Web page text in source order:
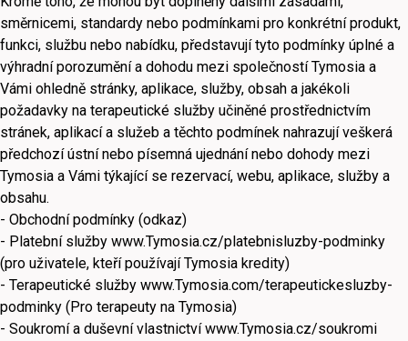
směrnicemi, standardy nebo podmínkami pro konkrétní produkt,
funkci, službu nebo nabídku, představují tyto podmínky úplné a
výhradní porozumění a dohodu mezi společností Tymosia a
Vámi ohledně stránky, aplikace, služby, obsah a jakékoli
požadavky na terapeutické služby učiněné prostřednictvím
stránek, aplikací a služeb a těchto podmínek nahrazují veškerá
předchozí ústní nebo písemná ujednání nebo dohody mezi
Tymosia a Vámi týkající se rezervací, webu, aplikace, služby a
obsahu.
- Obchodní podmínky (odkaz)
- Platební služby www.Tymosia.cz/platebnisluzby-podminky
(pro uživatele, kteří používají Tymosia kredity)
- Terapeutické služby www.Tymosia.com/terapeutickesluzby-
podminky (Pro terapeuty na Tymosia)
- Soukromí a duševní vlastnictví www.Tymosia.cz/soukromi